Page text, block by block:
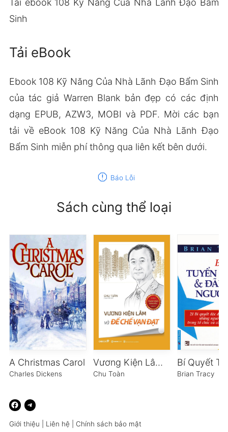
Tải ebook 108 Kỹ Năng Của Nhà Lãnh Đạo Bẩm
Sinh
Tải eBook
Ebook 108 Kỹ Năng Của Nhà Lãnh Đạo Bẩm Sinh
của tác giả Warren Blank bản đẹp có các định
dạng EPUB, AZW3, MOBI và PDF. Mời các bạn
tải về eBook 108 Kỹ Năng Của Nhà Lãnh Đạo
Bẩm Sinh miễn phí thông qua liên kết bên dưới.
report Báo Lỗi
Sách cùng thể loại
A Christmas Carol
Charles Dickens
Vương Kiện Lâm và đế chế Vạn Đạt
Chu Toàn Brian Tracy
Giới thiệu Liên hệ Chính sách bảo mật